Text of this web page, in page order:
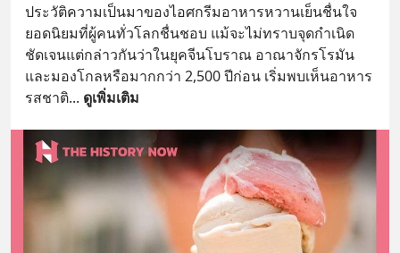
ประวัติความเป็นมาของไอศกรีมอาหารหวานเย็นชื่นใจ
ยอดนิยมที่ผู้คนทั่วโลกชื่นชอบ แม้จะไม่ทราบจุดกำเนิด
ชัดเจนแต่กล่าวกันว่าในยุคจีนโบราณ อาณาจักรโรมัน
และมองโกลหรือมากกว่า 2,500 ปีก่อน เริ่มพบเห็นอาหาร
รสชาติ... ดูเพิ่มเติม